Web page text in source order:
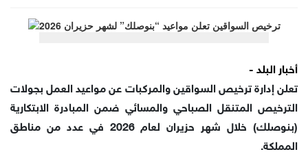
أخبار البلد -
تعلن إدارة ترخيص السواقين والمركبات عن مواعيد العمل بجولات
الترخيص المتنقل الصباحي والمسائي ضمن المبادرة الابتكارية
(بنوصلك) خلال شهر حزيران لعام 2026 في عدد من مناطق
المملكة.